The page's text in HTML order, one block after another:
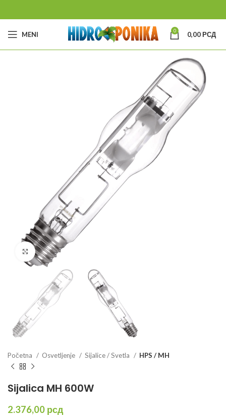
MENI 0 0,00РСД
Click to enlarge
Početna Osvetljenje Sijalice / Svetla HPS / MH
Sijalica MH 600W
2.376,00 рсд